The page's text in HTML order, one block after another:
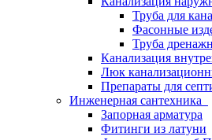
Труба для
Фасонные
Труба
Канализация
Люк
Препараты для
Инженерная сантехника
Запорная арматура
Фитинги из латуни